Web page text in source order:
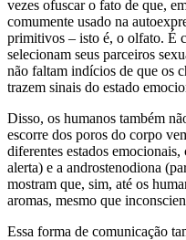
vezes ofuscar o fato de que,
comumente usado na
primitivos – isto é, o olfato. É
selecionam seus parceiros
não faltam indícios de que os
trazem sinais do estado
Disso, os humanos também
escorre dos poros do corpo
diferentes estados
alerta) e a androstenodiona
mostram que, sim, até os
aromas, mesmo que
Essa forma de comunicação